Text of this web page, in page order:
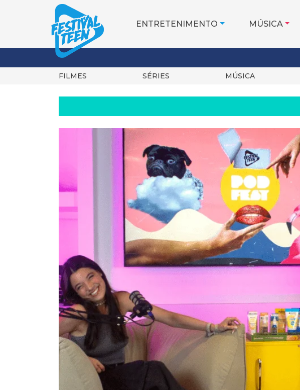
ENTRETENIMENTO MÚSICA
FILMES SÉRIES MÚSICA